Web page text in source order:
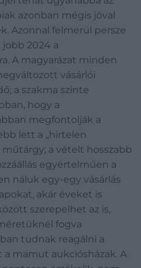
azonban mégis jóval
Azonnal felmerül persze
2024 a
A magyarázat minden
vásárlói
a szakma szinte
hogy a
megfontolják a
lett a „hirtelen
a vételt hosszabb
egyértelműen a
náluk egy-egy vásárlás
akár éveket is
szerepelhet az is,
fogva
tudnak reagálni a
mamut aukciósházak. A